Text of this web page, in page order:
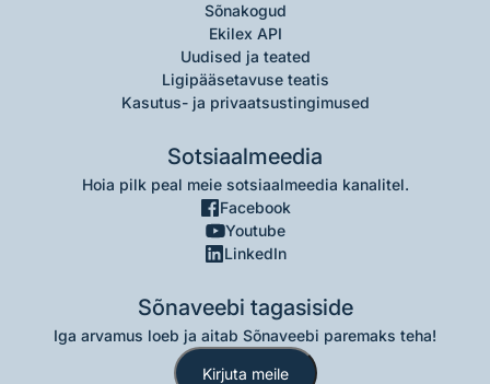
Sõnakogud
Ekilex API
Uudised ja teated
Ligipääsetavuse teatis
Kasutus- ja privaatsustingimused
Sotsiaalmeedia
Hoia pilk peal meie sotsiaalmeedia kanalitel.
Facebook
Youtube
LinkedIn
Sõnaveebi tagasiside
Iga arvamus loeb ja aitab Sõnaveebi paremaks teha!
Kirjuta meile